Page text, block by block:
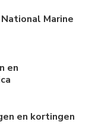
Marine
en
en kortingen